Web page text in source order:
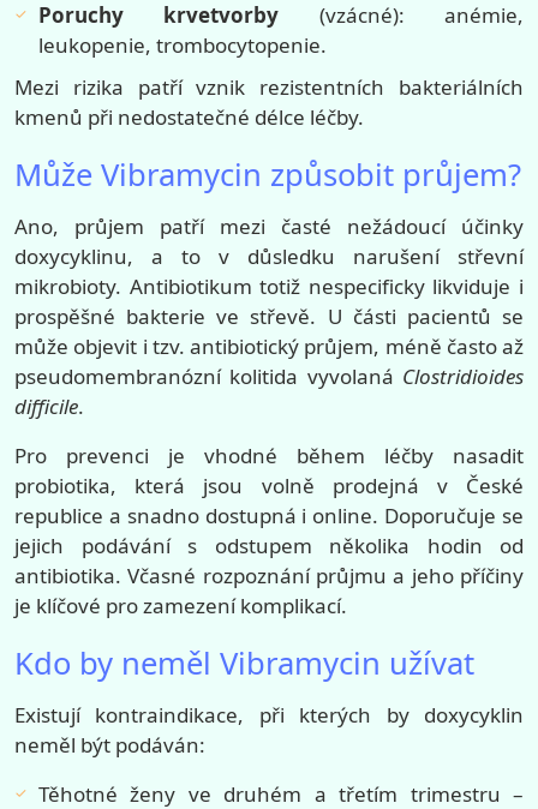
Poruchy krvetvorby (vzácné): anémie,
leukopenie, trombocytopenie.
Mezi rizika patří vznik rezistentních bakteriálních
kmenů při nedostatečné délce léčby.
Může Vibramycin způsobit průjem?
Ano, průjem patří mezi časté nežádoucí účinky
doxycyklinu, a to v důsledku narušení střevní
mikrobioty. Antibiotikum totiž nespecificky likviduje i
prospěšné bakterie ve střevě. U části pacientů se
může objevit i tzv. antibiotický průjem, méně často až
pseudomembranózní kolitida vyvolaná Clostridioides
difficile.
Pro prevenci je vhodné během léčby nasadit
probiotika, která jsou volně prodejná v České
republice a snadno dostupná i online. Doporučuje se
jejich podávání s odstupem několika hodin od
antibiotika. Včasné rozpoznání průjmu a jeho příčiny
je klíčové pro zamezení komplikací.
Kdo by neměl Vibramycin užívat
Existují kontraindikace, při kterých by doxycyklin
neměl být podáván:
Těhotné ženy ve druhém a třetím trimestru –